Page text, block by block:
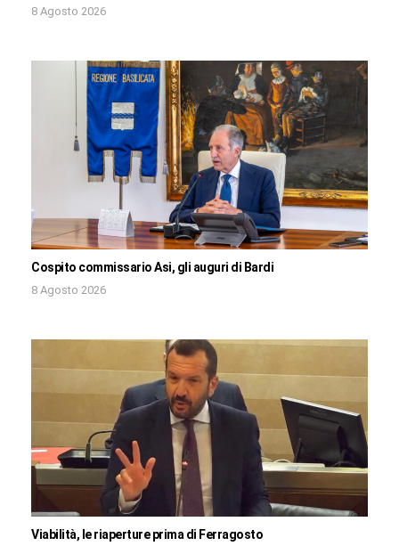
8 Agosto 2026
Cospito commissario Asi, gli auguri di Bardi
8 Agosto 2026
Viabilità, le riaperture prima di Ferragosto